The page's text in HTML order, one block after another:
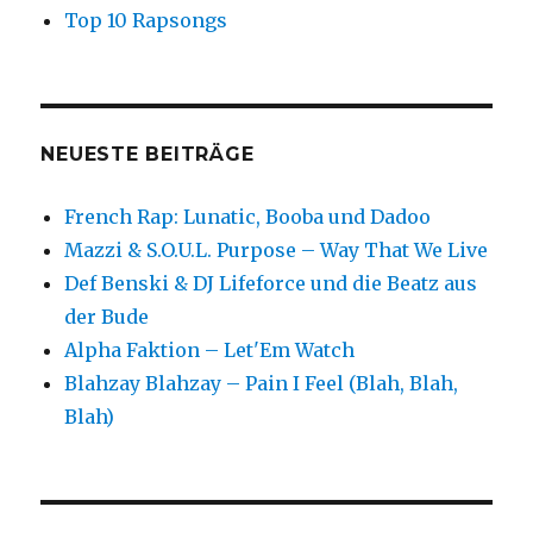
Top 10 Rapsongs
NEUESTE BEITRÄGE
French Rap: Lunatic, Booba und Dadoo
Mazzi & S.O.U.L. Purpose – Way That We Live
Def Benski & DJ Lifeforce und die Beatz aus
der Bude
Alpha Faktion – Let'Em Watch
Blahzay Blahzay – Pain I Feel (Blah, Blah,
Blah)